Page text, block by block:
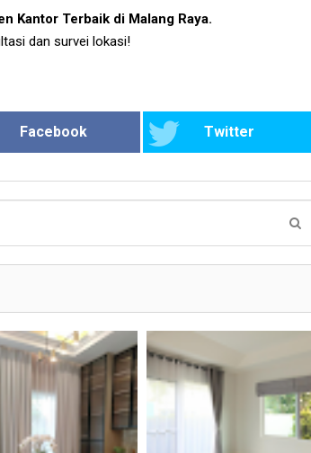
Kantor Terbaik di Malang Raya.
dan survei lokasi!
Facebook Twitter